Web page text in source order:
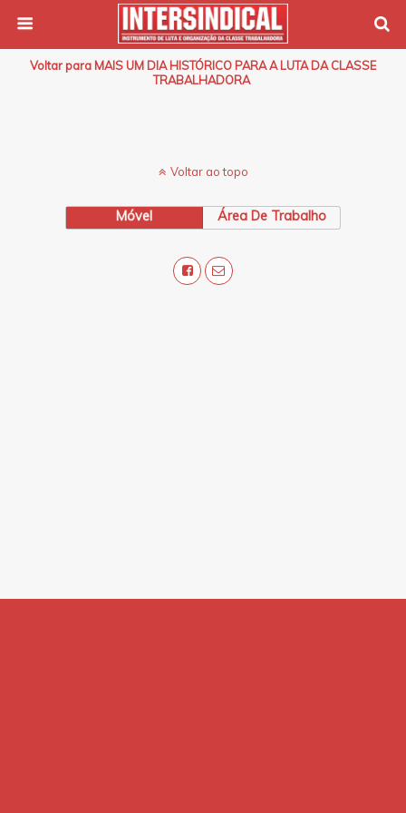
Voltar para MAIS UM DIA HISTÓRICO PARA A LUTA DA CLASSE
TRABALHADORA
Voltar ao topo
Móvel Área De Trabalho